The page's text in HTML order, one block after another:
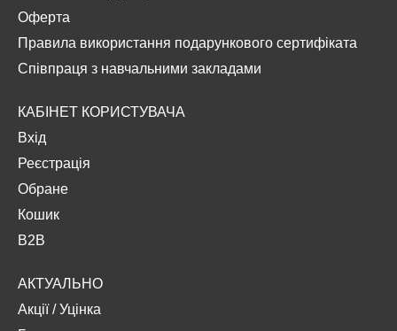
Оферта
Правила використання подарункового сертифіката
Співпраця з навчальними закладами
КАБІНЕТ КОРИСТУВАЧА
Вхід
Реєстрація
Обране
Кошик
B2B
АКТУАЛЬНО
Акції/Уцінка